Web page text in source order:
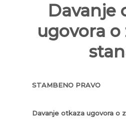
Davanje
ugovora
STAMBENO PRAVO
Davanje otkaza ugovora o